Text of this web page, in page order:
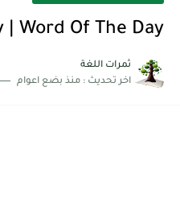
| Word Of The Day
ثمرات اللغة
اخر تحديث : منذ بضع اعوام